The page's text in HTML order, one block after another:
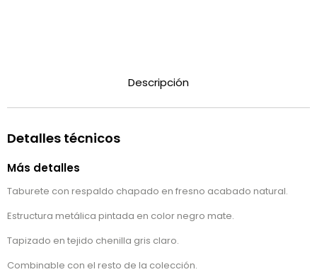
Descripción
Detalles técnicos
Más detalles
Taburete con respaldo chapado en fresno acabado natural.
Estructura metálica pintada en color negro mate.
Tapizado en tejido chenilla gris claro.
Combinable con el resto de la colección.